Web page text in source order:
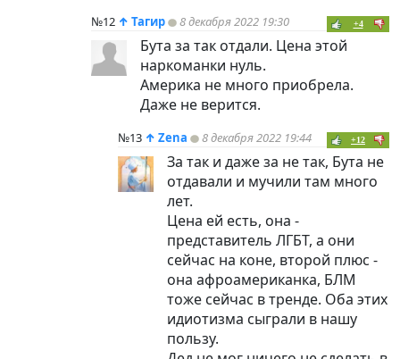
№12 ↑ Тагир 8 декабря 2022 19:30 +4
Бута за так отдали. Цена этой
наркоманки нуль.
Америка не много приобрела.
Даже не верится.
№13 ↑ Zena 8 декабря 2022 19:44 +12
За так и даже за не так, Бута не
отдавали и мучили там много
лет.
Цена ей есть, она -
представитель ЛГБТ, а они
сейчас на коне, второй плюс -
она афроамериканка, БЛМ
тоже сейчас в тренде. Оба этих
идиотизма сыграли в нашу
пользу.